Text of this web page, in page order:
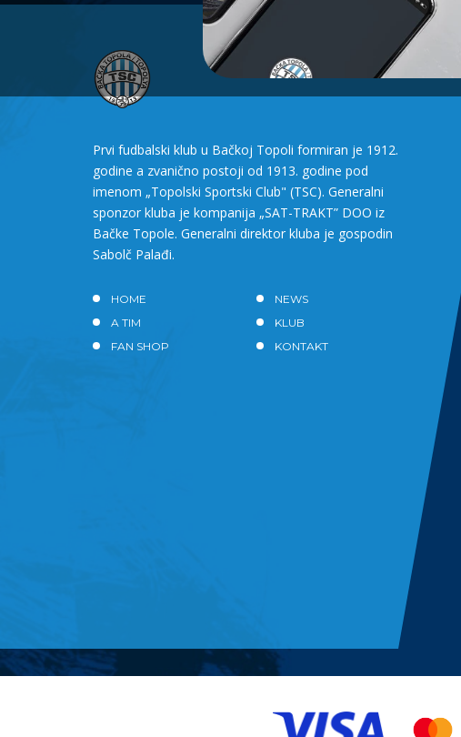
Prvi fudbalski klub u Bačkoj Topoli formiran je 1912.
godine a zvanično postoji od 1913. godine pod
imenom „Topolski Sportski Club" (TSC). Generalni
sponzor kluba je kompanija „SAT-TRAKT” DOO iz
Bačke Topole. Generalni direktor kluba je gospodin
Sabolč Palađi.
HOME
NEWS
A TIM
KLUB
FAN SHOP
KONTAKT